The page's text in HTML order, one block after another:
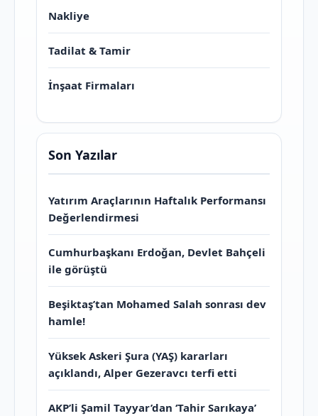
Nakliye
Tadilat & Tamir
İnşaat Firmaları
Son Yazılar
Yatırım Araçlarının Haftalık Performansı
Değerlendirmesi
Cumhurbaşkanı Erdoğan, Devlet Bahçeli
ile görüştü
Beşiktaş’tan Mohamed Salah sonrası dev
hamle!
Yüksek Askeri Şura (YAŞ) kararları
açıklandı, Alper Gezeravcı terfi etti
AKP’li Şamil Tayyar’dan ‘Tahir Sarıkaya’